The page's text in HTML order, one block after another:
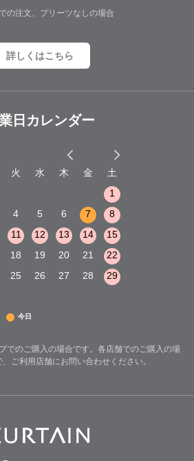
の注文、プリーツなしの場合
詳しくはこちら
日カレンダー
火 水 木 金
土
1
4 5 6 7
8
11 12 13 14
15
18 19 20 21
22
25 26 27 28
29
今日
でのご購入の場合です。各店舗でのご購入の場
ご利用店舗にお問い合わせください。